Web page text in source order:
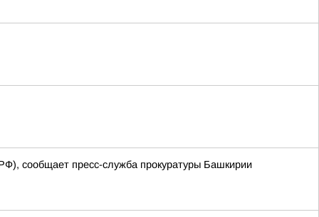
сообщает пресс-служба прокуратуры Башкирии